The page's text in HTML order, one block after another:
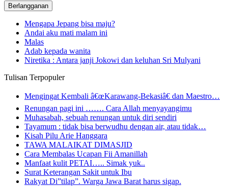
Mengapa Jepang bisa maju?
Andai aku mati malam ini
Malas
Adab kepada wanita
Niretika : Antara janji Jokowi dan keluhan Sri Mulyani
Tulisan Terpopuler
Mengingat Kembali â€œKarawang-Bekasiâ€ dan Maestro…
Renungan pagi ini ……. Cara Allah menyayangimu
Muhasabah, sebuah renungan untuk diri sendiri
Tayamum : tidak bisa berwudhu dengan air, atau tidak…
Kisah Pilu Arie Hanggara
TAWA MALAIKAT DIMASJID
Cara Membalas Ucapan Fii Amanillah
Manfaat kulit PETAI….. Simak yuk..
Surat Keterangan Sakit untuk Ibu
Rakyat Di”tilap”. Warga Jawa Barat harus sigap.